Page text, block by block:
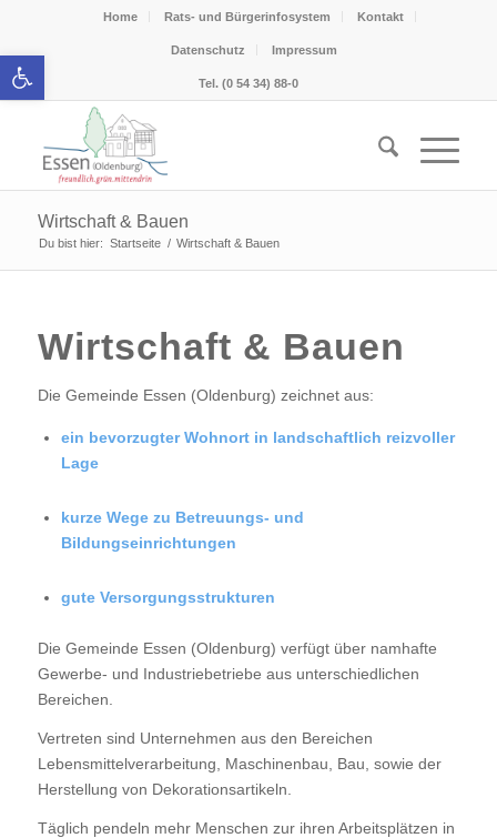
Werkzeugleiste öffnen
Home Rats- und Bürgerinfosystem Kontakt
Datenschutz Impressum
Tel. (0 54 34) 88-0
Wirtschaft & Bauen
Du bist hier: Startseite / Wirtschaft & Bauen
Wirtschaft & Bauen
Die Gemeinde Essen (Oldenburg) zeichnet aus:
ein bevorzugter Wohnort in landschaftlich reizvoller
Lage
kurze Wege zu Betreuungs- und
Bildungseinrichtungen
gute Versorgungsstrukturen
Die Gemeinde Essen (Oldenburg) verfügt über namhafte
Gewerbe- und Industriebetriebe aus unterschiedlichen
Bereichen.
Vertreten sind Unternehmen aus den Bereichen
Lebensmittelverarbeitung, Maschinenbau, Bau, sowie der
Herstellung von Dekorationsartikeln.
Täglich pendeln mehr Menschen zur ihren Arbeitsplätzen in